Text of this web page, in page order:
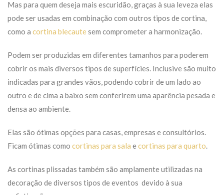
Mas para quem deseja mais escuridão, graças à sua leveza elas
pode ser usadas em combinação com outros tipos de cortina,
como a cortina blecautesem comprometer a harmonização.
Podem ser produzidas em diferentes tamanhos para poderem
cobrir os mais diversos tipos de superfícies. Inclusive são muito
indicadas para grandes vãos, podendo cobrir de um lado ao
outro e de cima a baixo sem conferirem uma aparência pesada e
densa ao ambiente.
Elas são ótimas opções para casas, empresas e consultórios.
Ficam ótimas como cortinas para sala ecortinas para quarto.
As cortinas plissadas também são amplamente utilizadas na
decoração de diversos tipos de eventos devido à sua